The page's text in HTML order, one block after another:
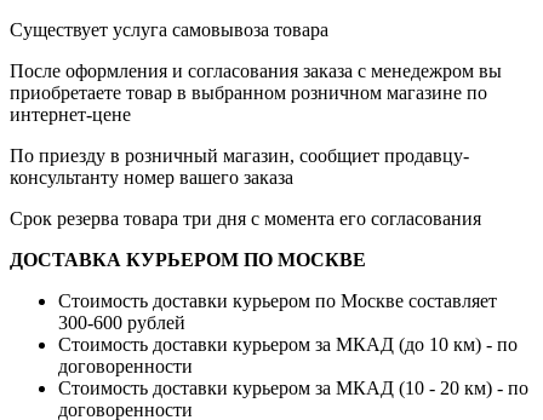
Существует услуга самовывоза товара
После оформления и согласования заказа с менедежром вы
приобретаете товар в выбранном розничном магазине по
интернет-цене
По приезду в розничный магазин, сообщиет продавцу-
консультанту номер вашего заказа
Срок резерва товара три дня с момента его согласования
ДОСТАВКА КУРЬЕРОМ ПО МОСКВЕ
Стоимость доставки курьером по Москве составляет
300-600 рублей
Стоимость доставки курьером за МКАД (до 10 км) - по
договоренности
Стоимость доставки курьером за МКАД (10 - 20 км) - по
договоренности